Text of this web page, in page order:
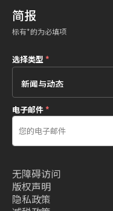
简报
标有*的为必填项
选择类型*
电子邮件*
无障碍访问
版权声明
隐私政策